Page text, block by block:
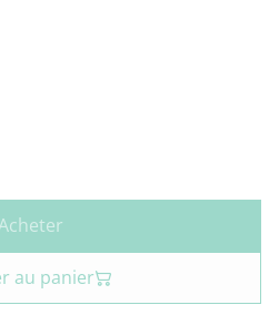
au panier